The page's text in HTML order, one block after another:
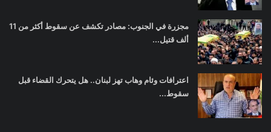
مجزرة في الجنوب: مصادر تكشف عن سقوط أكثر من 11
ألف قتيل...
اعترافات وئام وهاب تهز لبنان.. هل يتحرك القضاء قبل
سقوط...